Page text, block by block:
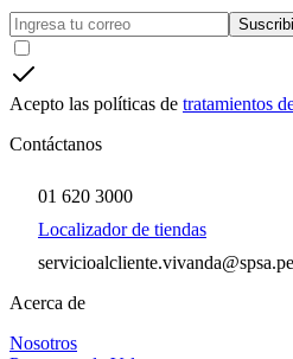
Acepto las políticas de tratamientos
Contáctanos
01 620 3000
Localizador de tiendas
servicioalcliente.vivanda@spsa.pe
Acerca de
Nosotros